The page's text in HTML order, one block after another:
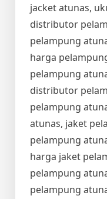
jacket atunas,
distributor
pelampung
harga
pelampung
distributor
pelampung
atunas, jaket
pelampung
harga jaket
pelampung
pelampung